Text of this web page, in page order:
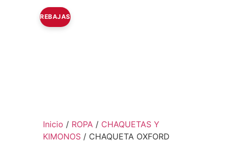
REBAJAS
Inicio / ROPA / CHAQUETAS Y
KIMONOS / CHAQUETA OXFORD